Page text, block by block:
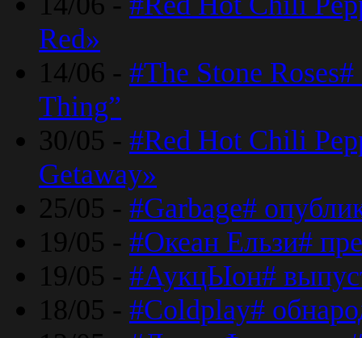
Red»
14/06 - #The Stone
Thing”
30/05 - #Red Hot Chili
Getaway»
25/05 - #Garbage#
19/05 - #Океан Ельзи#
19/05 - #АукцЫон#
18/05 - #Coldplay#